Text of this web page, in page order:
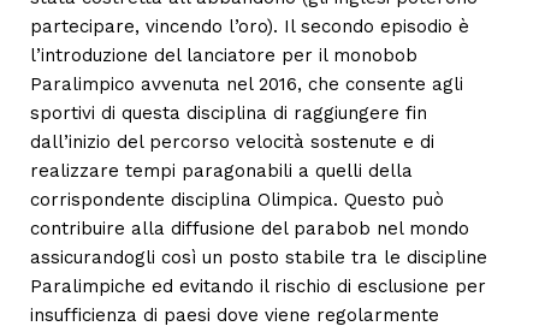
partecipare, vincendo l’oro). Il secondo episodio è
l’introduzione del lanciatore per il monobob
Paralimpico avvenuta nel 2016, che consente agli
sportivi di questa disciplina di raggiungere fin
dall’inizio del percorso velocità sostenute e di
realizzare tempi paragonabili a quelli della
corrispondente disciplina Olimpica. Questo può
contribuire alla diffusione del parabob nel mondo
assicurandogli così un posto stabile tra le discipline
Paralimpiche ed evitando il rischio di esclusione per
insufficienza di paesi dove viene regolarmente